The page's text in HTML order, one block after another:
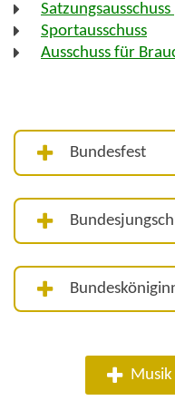
Satzungsausschuss
Sportausschuss
Ausschuss für
Bundesfest
Musik